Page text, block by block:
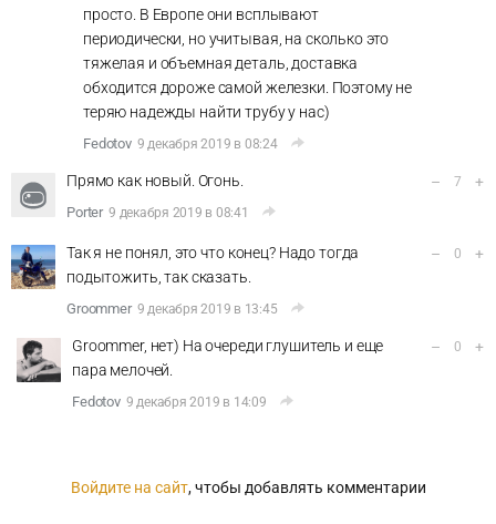
просто. В Европе они всплывают
периодически, но учитывая, на сколько это
тяжелая и объемная деталь, доставка
обходится дороже самой железки. Поэтому не
теряю надежды найти трубу у нас)
Fedotov 9 декабря 2019 в 08:24
Прямо как новый. Огонь.
Porter 9 декабря 2019 в 08:41
– 7 +
Так я не понял, это что конец? Надо тогда
подытожить, так сказать.
Groommer 9 декабря 2019 в 13:45
– 0 +
Groommer, нет) На очереди глушитель и еще
пара мелочей.
Fedotov 9 декабря 2019 в 14:09
– 0 +
Войдите на сайт, чтобы добавлять комментарии